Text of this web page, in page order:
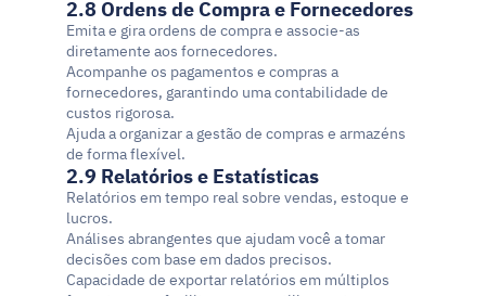
2.8 Ordens de Compra e Fornecedores
Emita e gira ordens de compra e associe-as
diretamente aos fornecedores.
Acompanhe os pagamentos e compras a
fornecedores, garantindo uma contabilidade de
custos rigorosa.
Ajuda a organizar a gestão de compras e armazéns
de forma flexível.
2.9 Relatórios e Estatísticas
Relatórios em tempo real sobre vendas, estoque e
lucros.
Análises abrangentes que ajudam você a tomar
decisões com base em dados precisos.
Capacidade de exportar relatórios em múltiplos